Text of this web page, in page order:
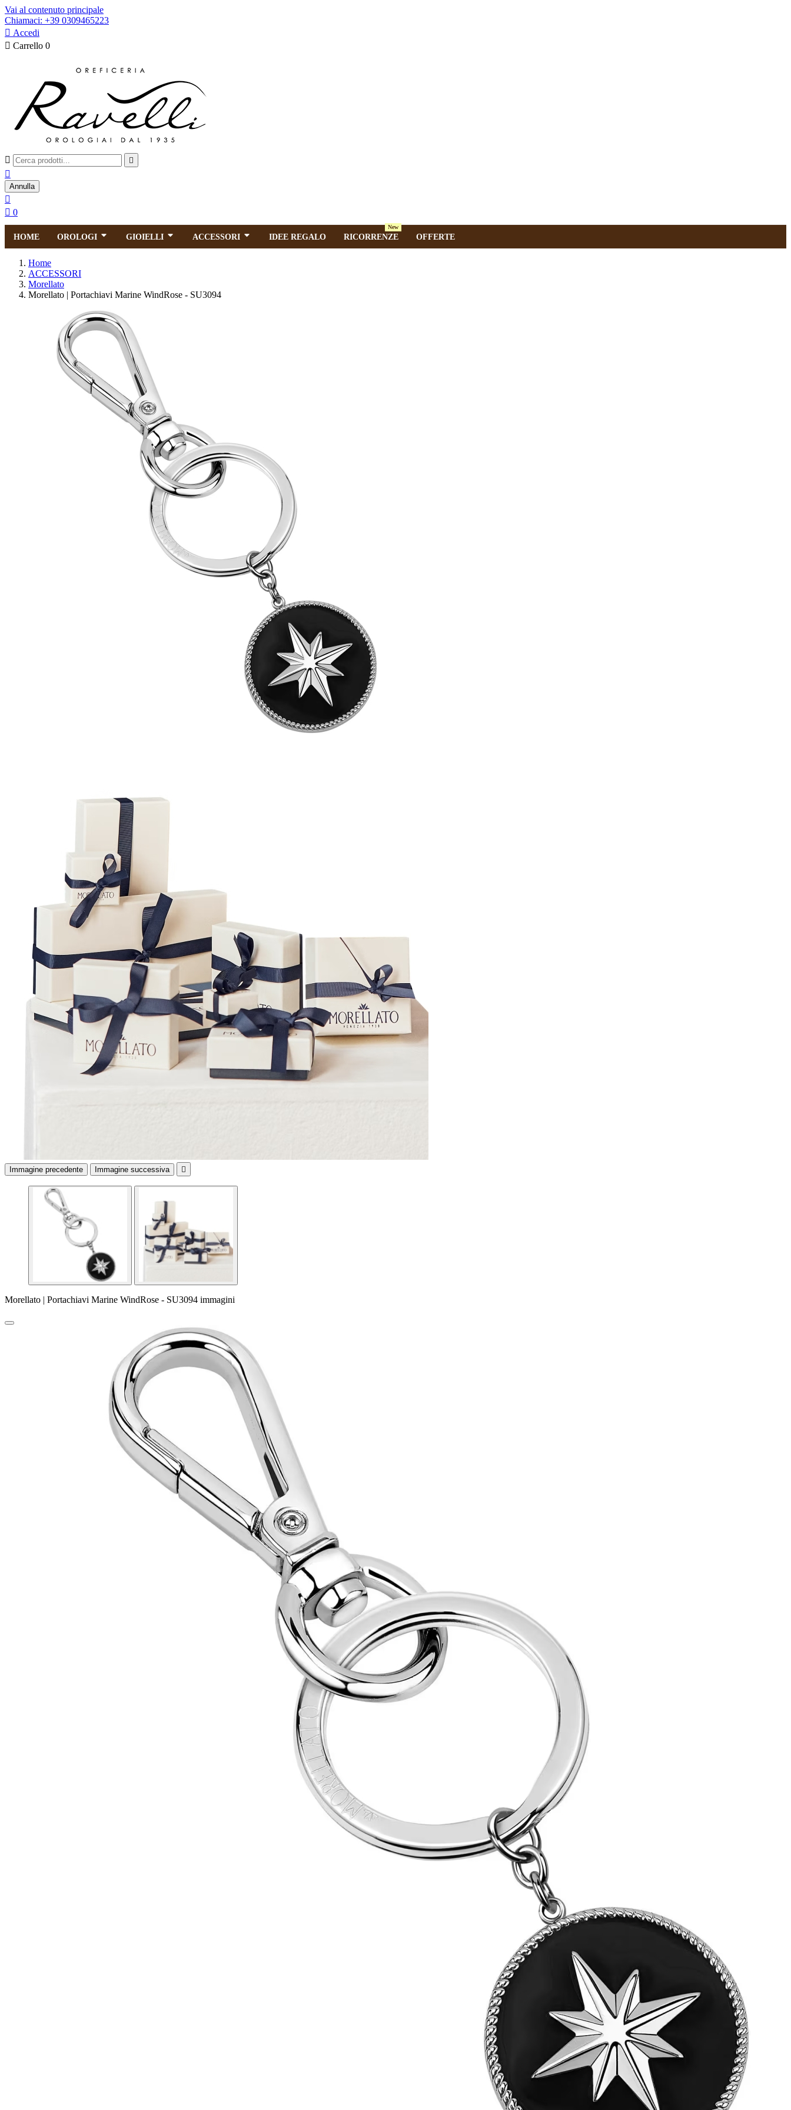
Vai al contenuto principale
Chiamaci: +39 0309465223
 Accedi
 Carrello 0
 

Annulla

 0
HOME OROLOGI GIOIELLI ACCESSORI IDEE REGALO RICORRENZE
New
OFFERTE
Home
ACCESSORI
Morellato
Morellato | Portachiavi Marine WindRose - SU3094
Immagine precedente Immagine successiva 
Morellato | Portachiavi Marine WindRose - SU3094 immagini